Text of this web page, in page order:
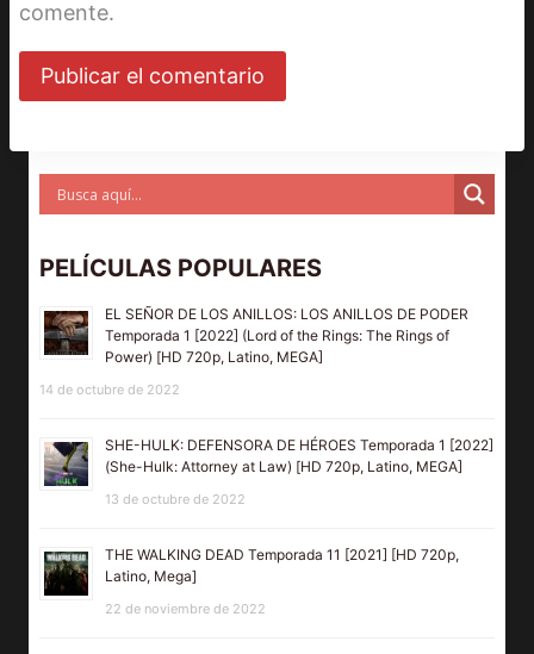
comente.
PELÍCULAS POPULARES
EL SEÑOR DE LOS ANILLOS: LOS ANILLOS DE PODER
Temporada 1 [2022] (Lord of the Rings: The Rings of
Power) [HD 720p, Latino, MEGA]
14 de octubre de 2022
SHE-HULK: DEFENSORA DE HÉROES Temporada 1 [2022]
(She-Hulk: Attorney at Law) [HD 720p, Latino, MEGA]
13 de octubre de 2022
THE WALKING DEAD Temporada 11 [2021] [HD 720p,
Latino, Mega]
22 de noviembre de 2022